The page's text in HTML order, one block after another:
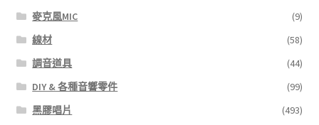
麥克風MIC
(9)
線材
(58)
調音道具
(44)
DIY & 各種音響零件
(99)
黑膠唱片
(493)